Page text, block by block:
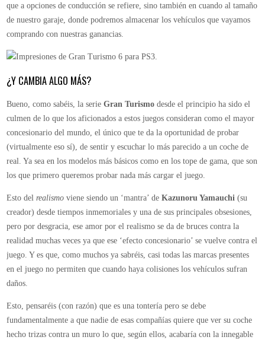
que a opciones de conducción se refiere, sino también en cuando al tamaño
de nuestro garaje, donde podremos almacenar los vehículos que vayamos
comprando con nuestras ganancias.
¿Y CAMBIA ALGO MÁS?
Bueno, como sabéis, la serieGran Turismo desde el principio ha sido el
culmen de lo que los aficionados a estos juegos consideran como el mayor
concesionario del mundo, el único que te da la oportunidad de probar
(virtualmente eso sí), de sentir y escuchar lo más parecido a un coche de
real. Ya sea en los modelos más básicos como en los tope de gama, que son
los que primero queremos probar nada más cargar el juego.
Esto delrealismo viene siendo un ‘mantra’ deKazunoru Yamauchi (su
creador) desde tiempos inmemoriales y una de sus principales obsesiones,
pero por desgracia, ese amor por el realismo se da de bruces contra la
realidad muchas veces ya que ese ‘efecto concesionario’ se vuelve contra el
juego. Y es que, como muchos ya sabréis, casi todas las marcas presentes
en el juego no permiten que cuando haya colisiones los vehículos sufran
daños.
Esto, pensaréis (con razón) que es una tontería pero se debe
fundamentalmente a que nadie de esas compañías quiere que ver su coche
hecho trizas contra un muro lo que, según ellos, acabaría con la innegable